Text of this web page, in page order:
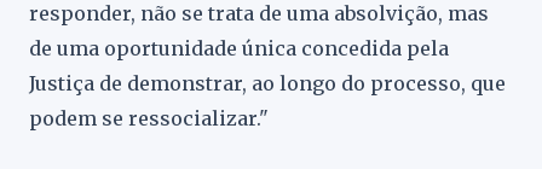
responder, não se trata de uma absolvição, mas
de uma oportunidade única concedida pela
Justiça de demonstrar, ao longo do processo, que
podem se ressocializar."